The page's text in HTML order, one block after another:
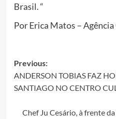
Brasil. “
Por Erica Matos –
Post
navigation
Previous:
ANDERSON TOBIAS FAZ
SANTIAGO NO CENTRO
Chef Ju Cesário, à frente